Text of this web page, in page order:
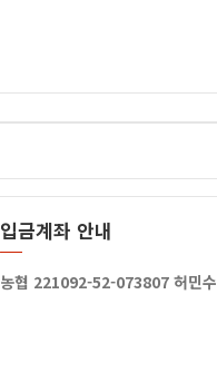
입금계좌 안내
농협 221092-52-073807 허민수